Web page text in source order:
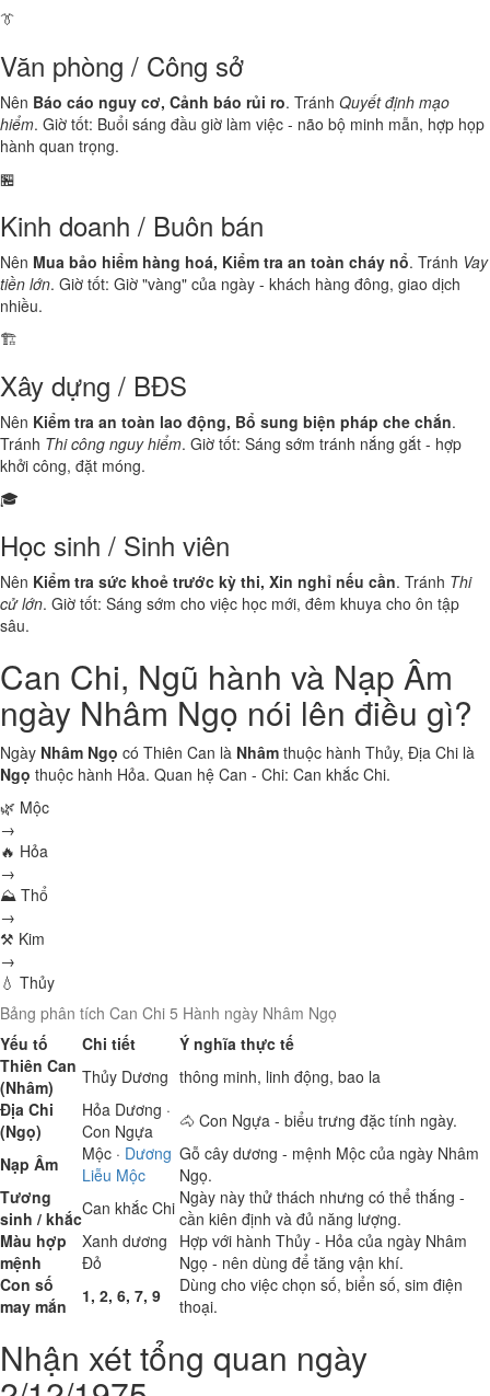
👔
Văn phòng / Công sở
Nên Báo cáo nguy cơ, Cảnh báo rủi ro. Tránh Quyết định mạo
hiểm. Giờ tốt: Buổi sáng đầu giờ làm việc - não bộ minh mẫn, hợp họp
hành quan trọng.
🏪
Kinh doanh / Buôn bán
Nên Mua bảo hiểm hàng hoá, Kiểm tra an toàn cháy nổ. Tránh Vay
tiền lớn. Giờ tốt: Giờ "vàng" của ngày - khách hàng đông, giao dịch
nhiều.
🏗️
Xây dựng / BĐS
Nên Kiểm tra an toàn lao động, Bổ sung biện pháp che chắn.
Tránh Thi công nguy hiểm. Giờ tốt: Sáng sớm tránh nắng gắt - hợp
khởi công, đặt móng.
🎓
Học sinh / Sinh viên
Nên Kiểm tra sức khoẻ trước kỳ thi, Xin nghỉ nếu cần. Tránh Thi
cử lớn. Giờ tốt: Sáng sớm cho việc học mới, đêm khuya cho ôn tập
sâu.
Can Chi, Ngũ hành và Nạp Âm
ngày Nhâm Ngọ nói lên điều gì?
Ngày Nhâm Ngọ có Thiên Can là Nhâm thuộc hành Thủy, Địa Chi là
Ngọ thuộc hành Hỏa. Quan hệ Can - Chi: Can khắc Chi.
🌿 Mộc
→
🔥 Hỏa
→
⛰ Thổ
→
⚒ Kim
→
💧 Thủy
Bảng phân tích Can Chi 5 Hành ngày Nhâm Ngọ
Yếu tố
Chi tiết
Ý nghĩa thực tế
Thiên Can
(Nhâm)
Thủy Dương thông minh, linh động, bao la
Địa Chi
(Ngọ)
Hỏa Dương ·
Con Ngựa
🐴 Con Ngựa - biểu trưng đặc tính ngày.
Nạp Âm
Mộc · Dương
Liễu Mộc
Gỗ cây dương - mệnh Mộc của ngày Nhâm
Ngọ.
Tương
sinh / khắcCan khắc Chi Ngày này thử thách nhưng có thể thắng -
cần kiên định và đủ năng lượng.
Màu hợp
mệnh
Xanh dương
Đỏ
Hợp với hành Thủy - Hỏa của ngày Nhâm
Ngọ - nên dùng để tăng vận khí.
Con số
may mắn
1, 2, 6, 7, 9
Dùng cho việc chọn số, biển số, sim điện
thoại.
Nhận xét tổng quan ngày